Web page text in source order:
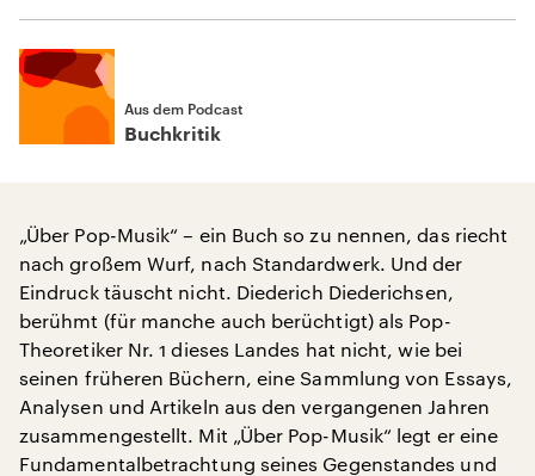
Aus dem Podcast
Buchkritik
„Über Pop-Musik“ – ein Buch so zu nennen, das riecht
nach großem Wurf, nach Standardwerk. Und der
Eindruck täuscht nicht. Diederich Diederichsen,
berühmt (für manche auch berüchtigt) als Pop-
Theoretiker Nr. 1 dieses Landes hat nicht, wie bei
seinen früheren Büchern, eine Sammlung von Essays,
Analysen und Artikeln aus den vergangenen Jahren
zusammengestellt. Mit „Über Pop-Musik“ legt er eine
Fundamentalbetrachtung seines Gegenstandes und